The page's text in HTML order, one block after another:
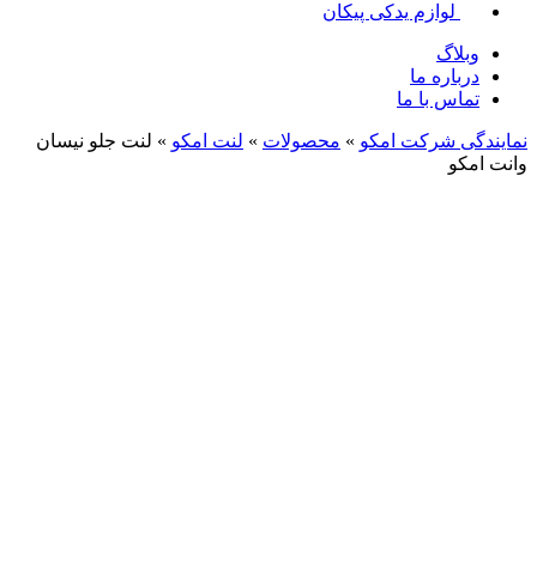
لوازم یدکی پیکان
وبلاگ
درباره ما
تماس با ما
نمایندگی شرکت امکو » محصولات » لنت امکو » لنت جلو نیسان
وانت امکو